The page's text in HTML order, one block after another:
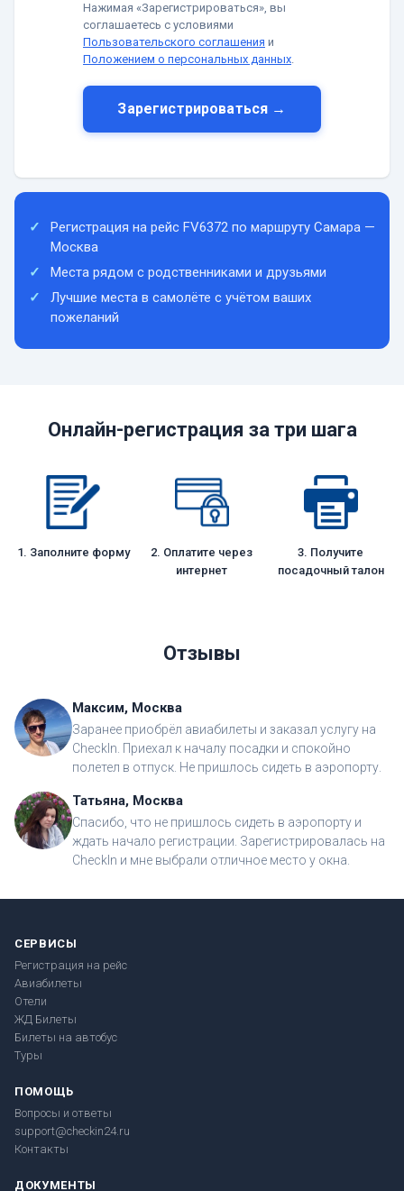
Нажимая «Зарегистрироваться», вы
соглашаетесь с условиями
Пользовательского соглашения и
Положением о персональных данных.
Зарегистрироваться →
Регистрация на рейс FV6372 по маршруту Самара —
Москва
Места рядом с родственниками и друзьями
Лучшие места в самолёте с учётом ваших
пожеланий
Онлайн-регистрация за три шага
1. Заполните форму
2. Оплатите через
интернет
3. Получите
посадочный талон
Отзывы
Максим, Москва
Заранее приобрёл авиабилеты и заказал услугу на
CheckIn. Приехал к началу посадки и спокойно
полетел в отпуск. Не пришлось сидеть в аэропорту.
Татьяна, Москва
Спасибо, что не пришлось сидеть в аэропорту и
ждать начало регистрации. Зарегистрировалась на
CheckIn и мне выбрали отличное место у окна.
СЕРВИСЫ
Регистрация на рейс
Авиабилеты
Отели
ЖД Билеты
Билеты на автобус
Туры
ПОМОЩЬ
Вопросы и ответы
support@checkin24.ru
Контакты
ДОКУМЕНТЫ